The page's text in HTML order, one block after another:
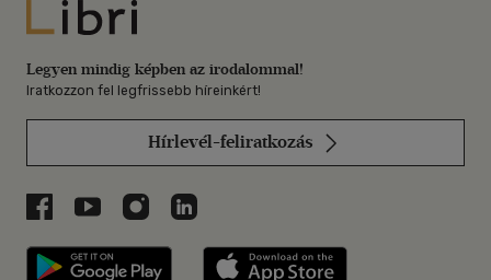
Libri
Legyen mindig képben az irodalommal!
Iratkozzon fel legfrissebb híreinkért!
Hírlevél-feliratkozás
Libri a Facebookon
Libri a Youtube-on
Libri az Instagramon
Libri a LinkedInen
Libri applikáció Szerezd meg: Google